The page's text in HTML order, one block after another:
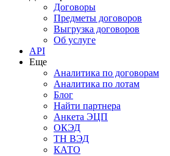
Договоры
Предметы договоров
Выгрузка договоров
Об услуге
API
Еще
Аналитика по договорам
Аналитика по лотам
Блог
Найти партнера
Анкета ЭЦП
ОКЭД
ТН ВЭД
КАТО